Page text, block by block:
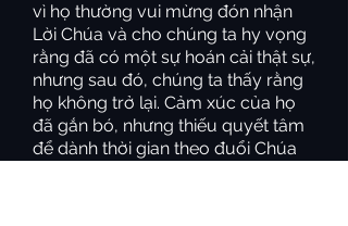
vì họ thường vui mừng đón nhận
Lời Chúa và cho chúng ta hy vọng
rằng đã có một sự hoán cải thật sự,
nhưng sau đó, chúng ta thấy rằng
họ không trở lại. Cảm xúc của họ
đã gắn bó, nhưng thiếu quyết tâm
để dành thời gian theo đuổi Chúa